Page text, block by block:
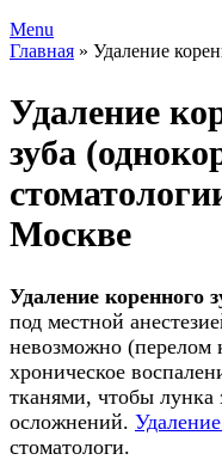
Menu
Главная » Удаление
Удаление
зуба
Москве
Удаление коренного
под местной
невозможно (перелом
хроническое
тканями, чтобы лунка
осложнений.
стоматологи.